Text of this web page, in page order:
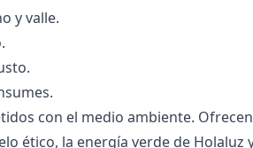
y valle.
con el medio ambiente. Ofrecen
ético, la energía verde de Holaluz